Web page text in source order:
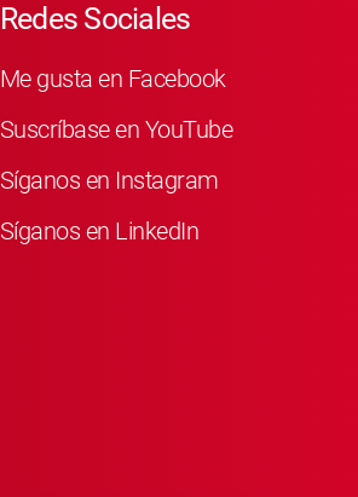
Redes Sociales
Me gusta en Facebook
Suscríbase en YouTube
Síganos en Instagram
Síganos en LinkedIn